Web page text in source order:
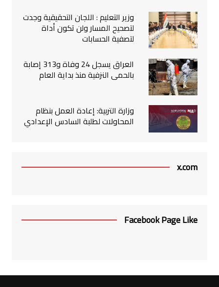
وزير التعليم : اللجان التحقيقية وجدت
لتصحيح المسار ولن تكون أداة
لتصفية الحسابات
العراق يسجل 24 وفاة و313 إصابة
بالحمى النزفية منذ بداية العام
وزارة التربية: إعادة العمل بنظام
المحاولات لطلبة السادس الإعدادي
x.com
Facebook Page Like